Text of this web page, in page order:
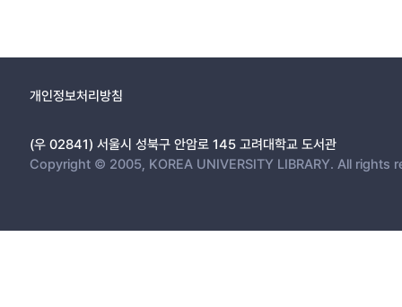
개인정보처리방침
(우 02841) 서울시 성북구 안암로 145 고려대학교 도서관
Copyright © 2005, KOREA UNIVERSITY LIBRARY. All rights